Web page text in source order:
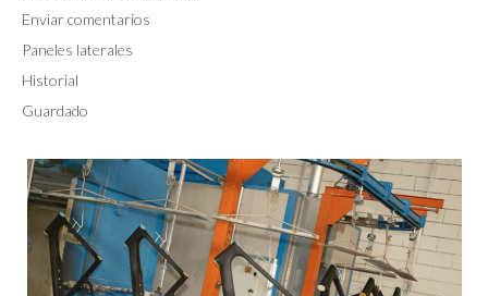
Enviar comentarios
Paneles laterales
Historial
Guardado